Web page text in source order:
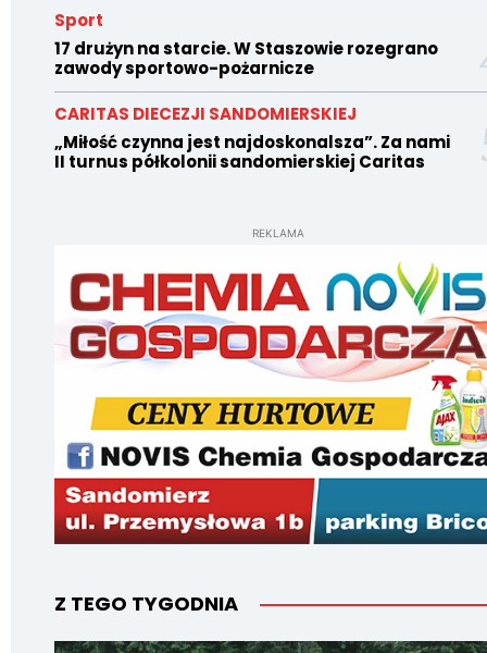
Sport
17 drużyn na starcie. W Staszowie rozegrano
zawody sportowo-pożarnicze
CARITAS DIECEZJI SANDOMIERSKIEJ
„Miłość czynna jest najdoskonalsza”. Za nami
II turnus półkolonii sandomierskiej Caritas
REKLAMA
Z TEGO TYGODNIA